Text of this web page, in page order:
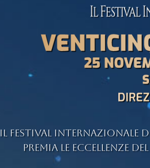
Il Festival internazionale
premia le eccellenze